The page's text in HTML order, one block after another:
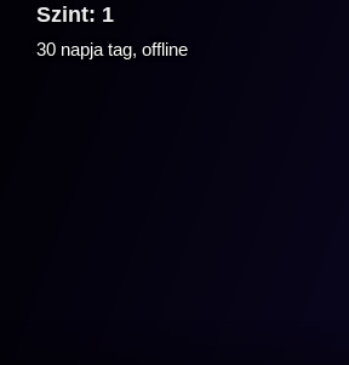
Szint: 1
30 napja tag, offline